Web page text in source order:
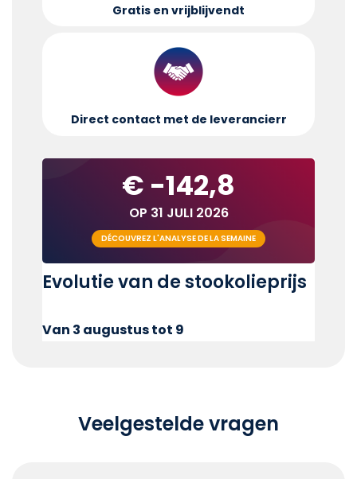
Gratis en vrijblijvendt
Direct contact met de leverancierr
€ -142,8
OP 31 JULI 2026
DÉCOUVREZ L'ANALYSE DE LA SEMAINE
Evolutie van de stookolieprijs
Van 3 augustus tot 9
Veelgestelde vragen